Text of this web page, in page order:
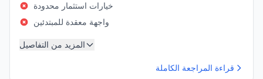
خيارات استثمار محدودة
واجهة معقدة للمبتدئين
المزيد من التفاصيل
قراءة المراجعة الكاملة